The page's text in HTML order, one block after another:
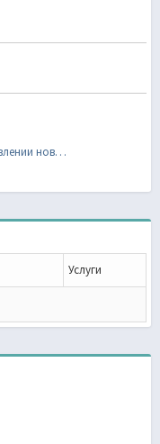
Предложение о добавлении новых карт на сервер Краснодар 05 HNS
Услуги